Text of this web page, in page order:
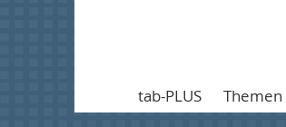
tab-PLUS Themen